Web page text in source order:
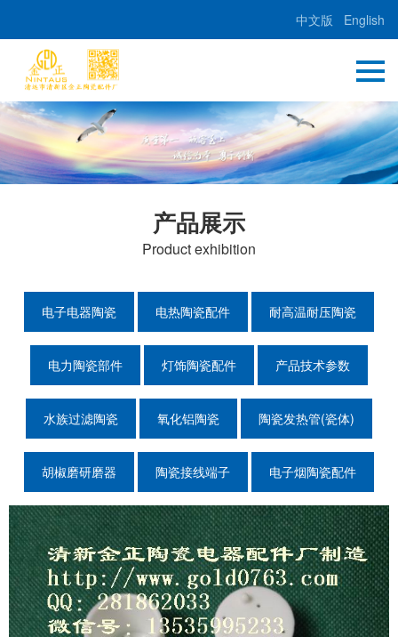
中文版 English
产品展示
Product exhibition
电子电器陶瓷 电热陶瓷配件 耐高温耐压陶瓷
电力陶瓷部件 灯饰陶瓷配件 产品技术参数
水族过滤陶瓷 氧化铝陶瓷 陶瓷发热管(瓷体)
胡椒磨研磨器 陶瓷接线端子 电子烟陶瓷配件